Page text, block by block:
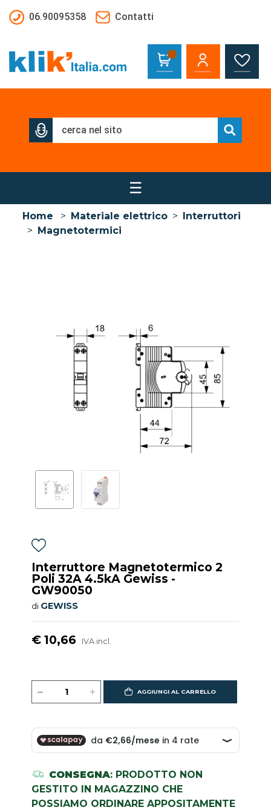
06.90095358
Contatti
☰
Home > Materiale elettrico > Interruttori
> Magnetotermici
Interruttore Magnetotermico 2
Poli 32A 4.5kA Gewiss -
GW90050
di GEWISS
€ 10,66 IVA incl.
AGGIUNGI AL CARRELLO
CONSEGNA: PRODOTTO NON
GESTITO IN MAGAZZINO CHE
POSSIAMO ORDINARE APPOSITAMENTE